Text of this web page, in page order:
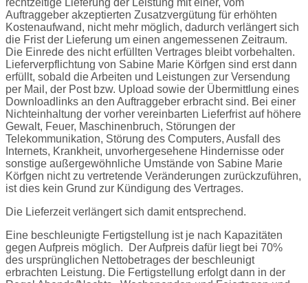
rechtzeitige Lieferung der Leistung mit einer, vom
Auftraggeber akzeptierten Zusatzvergütung für erhöhten
Kostenaufwand, nicht mehr möglich, dadurch verlängert sich
die Frist der Lieferung um einen angemessenen Zeitraum.
Die Einrede des nicht erfüllten Vertrages bleibt vorbehalten.
Lieferverpflichtung von Sabine Marie Körfgen sind erst dann
erfüllt, sobald die Arbeiten und Leistungen zur Versendung
per Mail, der Post bzw. Upload sowie der Übermittlung eines
Downloadlinks an den Auftraggeber erbracht sind. Bei einer
Nichteinhaltung der vorher vereinbarten Lieferfrist auf höhere
Gewalt, Feuer, Maschinenbruch, Störungen der
Telekommunikation, Störung des Computers, Ausfall des
Internets, Krankheit, unvorhergesehene Hindernisse oder
sonstige außergewöhnliche Umstände von Sabine Marie
Körfgen nicht zu vertretende Veränderungen zurückzuführen,
ist dies kein Grund zur Kündigung des Vertrages.
Die Lieferzeit verlängert sich damit entsprechend.
Eine beschleunigte Fertigstellung ist je nach Kapazitäten
gegen Aufpreis möglich.
Der Aufpreis dafür liegt bei 70%
des ursprünglichen Nettobetrages der beschleunigt
erbrachten Leistung. Die Fertigstellung erfolgt dann in der